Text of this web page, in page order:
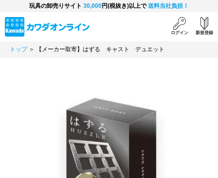
玩具の卸売りサイト 30,000円(税抜き)以上で送料当社負担！
ログイン 新規登録
トップ＞ 【メーカー取寄】はずる キャスト デュエット